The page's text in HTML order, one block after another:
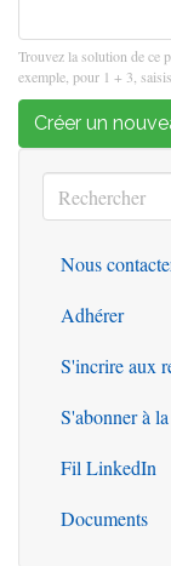
Trouvez la solution de ce
exemple, pour 1 + 3,
Créer un
Rechercher
Outils
Nous
Adhérer
S'incrire aux
S'abonner à
Fil LinkedIn
Documents